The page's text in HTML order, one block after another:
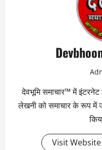
देवभूमि समाचार™ में
लेखनी को समाचार के रूप में
Visit Website